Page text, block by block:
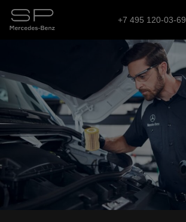
+7 495 120-03-69